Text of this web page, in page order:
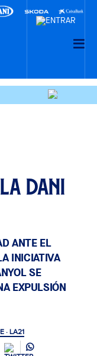
Dani
ANTE EL
INICIATIVA
SE
EXPULSIÓN
· LA21